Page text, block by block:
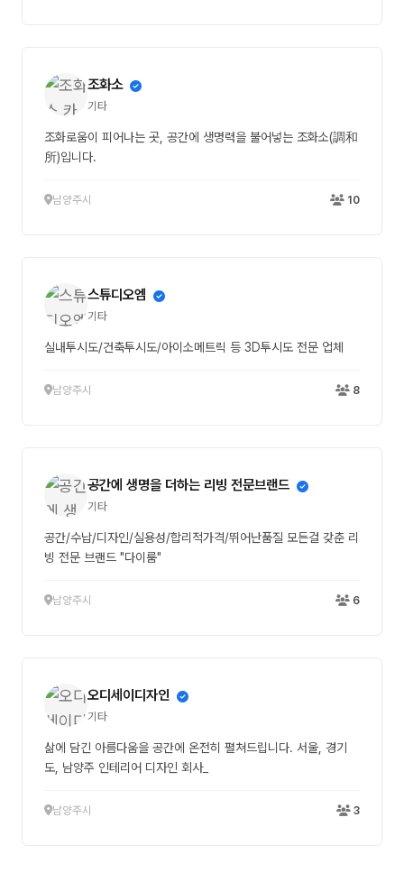
조화소
기타
조화로움이 피어나는 곳, 공간에 생명력을 불어넣는 조화소(調和
所)입니다.
남양주시 10
스튜디오엠
기타
실내투시도/건축투시도/아이소메트릭 등 3D투시도 전문 업체
남양주시 8
공간에 생명을 더하는 리빙 전문브랜드
기타
공간/수납/디자인/실용성/합리적가격/뛰어난품질 모든걸 갖춘 리
빙 전문 브랜드 "다이룸"
남양주시 6
오디세이디자인
기타
삶에 담긴 아름다움을 공간에 온전히 펼쳐드립니다. 서울, 경기
도, 남양주 인테리어 디자인 회사_
남양주시 3